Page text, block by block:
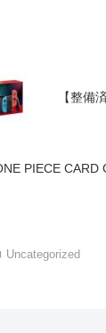
【整備
PIECE CARD
Uncategorized